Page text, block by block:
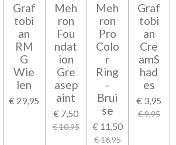
Graf
tobi
an
RM
G
Wie
len
€ 29,95
Meh
ron
Fou
ndat
ion
Gre
asep
aint
€ 7,50
€ 10,95
Meh
ron
Pro
Colo
r
Ring
-
Brui
se
€ 11,50
€ 16,95
Graf
tobi
an
Cre
amS
had
es
€ 3,95
€ 9,95